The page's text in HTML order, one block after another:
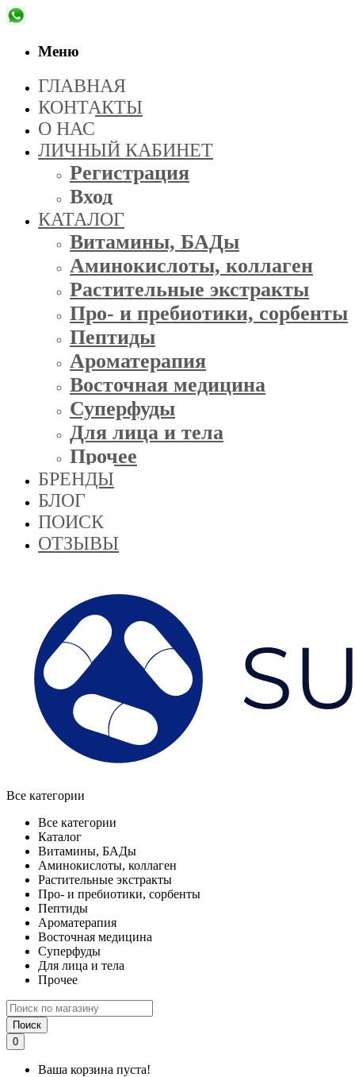
Меню
ГЛАВНАЯ
КОНТАКТЫ
О НАС
ЛИЧНЫЙ КАБИНЕТ
Регистрация
Вход
КАТАЛОГ
Витамины, БАДы
Аминокислоты, коллаген
Растительные экстракты
Про- и пребиотики, сорбенты
Пептиды
Ароматерапия
Восточная медицина
Суперфуды
Для лица и тела
Прочее
БРЕНДЫ
БЛОГ
ПОИСК
ОТЗЫВЫ
Все категории
Все категории
Каталог
Витамины, БАДы
Аминокислоты, коллаген
Растительные экстракты
Про- и пребиотики, сорбенты
Пептиды
Ароматерапия
Восточная медицина
Суперфуды
Для лица и тела
Прочее
Поиск
0
Ваша корзина пуста!